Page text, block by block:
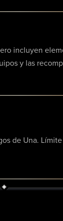
incluyen
y las
de Una.